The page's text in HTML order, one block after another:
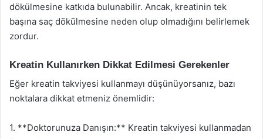
dökülmesine katkıda bulunabilir. Ancak, kreatinin tek
başına saç dökülmesine neden olup olmadığını belirlemek
zordur.
Kreatin Kullanırken Dikkat Edilmesi Gerekenler
Eğer kreatin takviyesi kullanmayı düşünüyorsanız, bazı
noktalara dikkat etmeniz önemlidir:
1. **Doktorunuza Danışın:** Kreatin takviyesi kullanmadan